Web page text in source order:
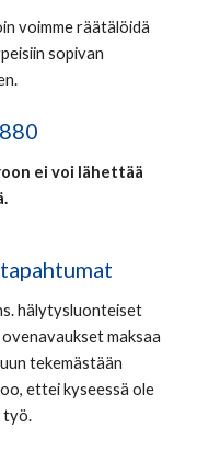
voimme räätälöidä
sopivan
ei voi lähettää
hälytysluonteiset
maksaa
tekemästään
ettei kyseessä ole
työ.